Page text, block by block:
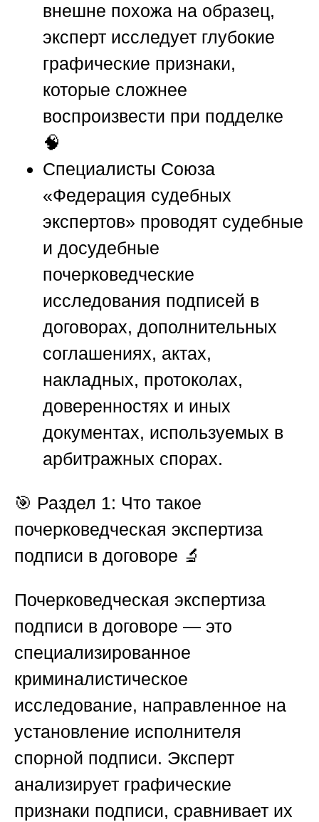
внешне похожа на образец,
эксперт исследует глубокие
графические признаки,
которые сложнее
воспроизвести при подделке
🧠
Специалисты Союза
«Федерация судебных
экспертов» проводят судебные
и досудебные
почерковедческие
исследования подписей в
договорах, дополнительных
соглашениях, актах,
накладных, протоколах,
доверенностях и иных
документах, используемых в
арбитражных спорах.
🎯 Раздел 1: Что такое
почерковедческая экспертиза
подписи в договоре 🔬
Почерковедческая экспертиза
подписи в договоре — это
специализированное
криминалистическое
исследование, направленное на
установление исполнителя
спорной подписи. Эксперт
анализирует графические
признаки подписи, сравнивает их